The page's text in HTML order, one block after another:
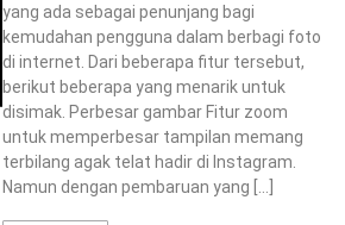
yang ada sebagai penunjang bagi
kemudahan pengguna dalam berbagi foto
di internet. Dari beberapa fitur tersebut,
berikut beberapa yang menarik untuk
disimak. Perbesar gambar Fitur zoom
untuk memperbesar tampilan memang
terbilang agak telat hadir di Instagram.
Namun dengan pembaruan yang […]